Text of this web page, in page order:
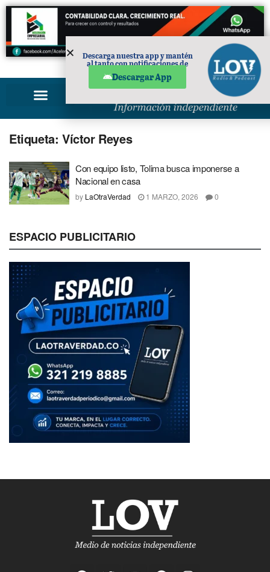
PUBLICIDAD
Etiqueta: Víctor Reyes
Con equipo listo, Tolima busca imponerse a
Nacional en casa
by LaOtraVerdad 1 MARZO, 2026 0
ESPACIO PUBLICITARIO
Descarga nuestra app y mantén
al tanto con notificaciones de
Descargar App